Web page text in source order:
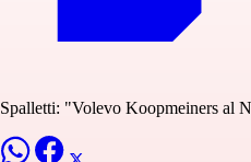
Spalletti: "Volevo Koopmeiners al